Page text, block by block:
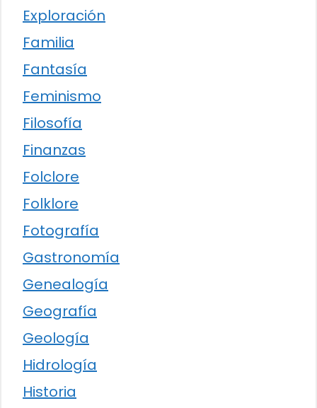
Exploración
Familia
Fantasía
Feminismo
Filosofía
Finanzas
Folclore
Folklore
Fotografía
Gastronomía
Genealogía
Geografía
Geología
Hidrología
Historia